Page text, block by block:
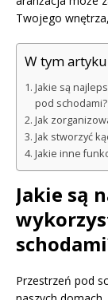
Twojego
W tym
Jakie są
pod schodami?
Jak
Jak stworzyć
Jakie inne
Jakie są
Przestrzeń pod